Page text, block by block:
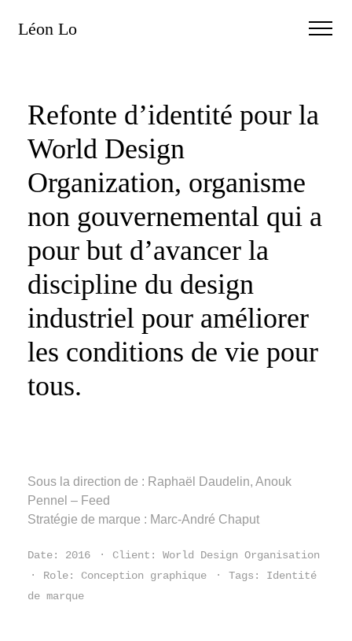
Léon Lo
Refonte d’identité pour la
World Design
Organization, organisme
non gouvernemental qui a
pour but d’avancer la
discipline du design
industriel pour amé­liorer
les conditions de vie pour
tous.
Sous la direction de : Raphaël Daudelin, Anouk
Pennel – Feed
Stratégie de marque : Marc-André Chaput
Date: 2016 Client: World Design Organisation
Role: Conception graphique Tags: Identité
de marque